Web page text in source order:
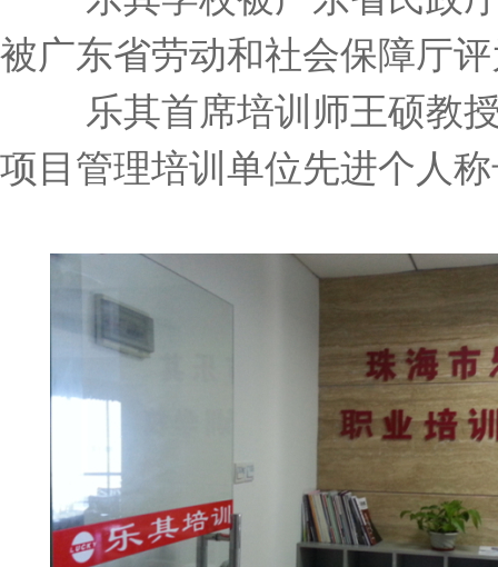
被广东省劳动和社会保障厅
乐其首席培训师王硕教授
项目管理培训单位先进个人